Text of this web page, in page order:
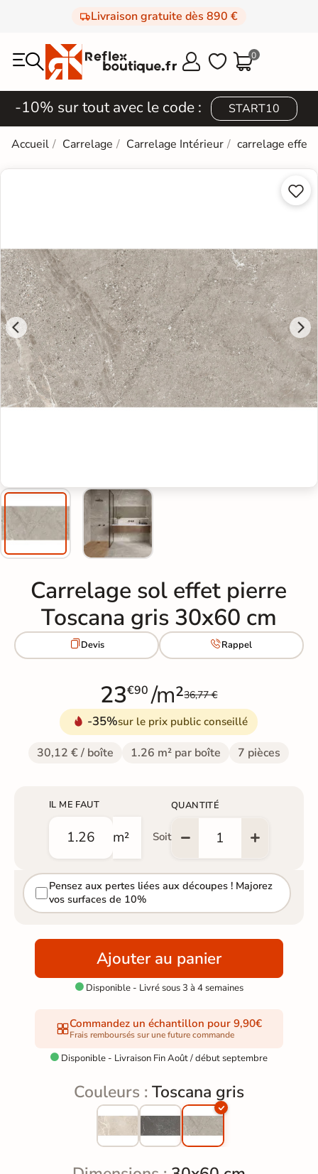
Livraison gratuite dès 890 €
  0
-10% sur tout avec le code : START10
Accueil Carrelage Carrelage Intérieur carrelage effet


Carrelage sol effet pierre
Toscana gris 30x60 cm
Devis Rappel
23€90 /m²36,77 €
-35%sur le prix public conseillé
30,12 € / boîte 1.26 m² par boîte 7 pièces
IL ME FAUT
m² Soit
QUANTITÉ
Pensez aux pertes liées aux découpes ! Majorez
vos surfaces de 10%
Ajouter au panier
Disponible - Livré sous 3 à 4 semaines
Commandez un échantillon pour 9,90€
Frais remboursés sur une future commande
 Disponible - Livraison Fin Août / début septembre
Couleurs : Toscana gris